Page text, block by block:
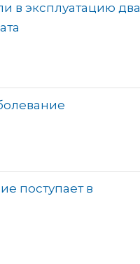
в эксплуатацию два
поступает в